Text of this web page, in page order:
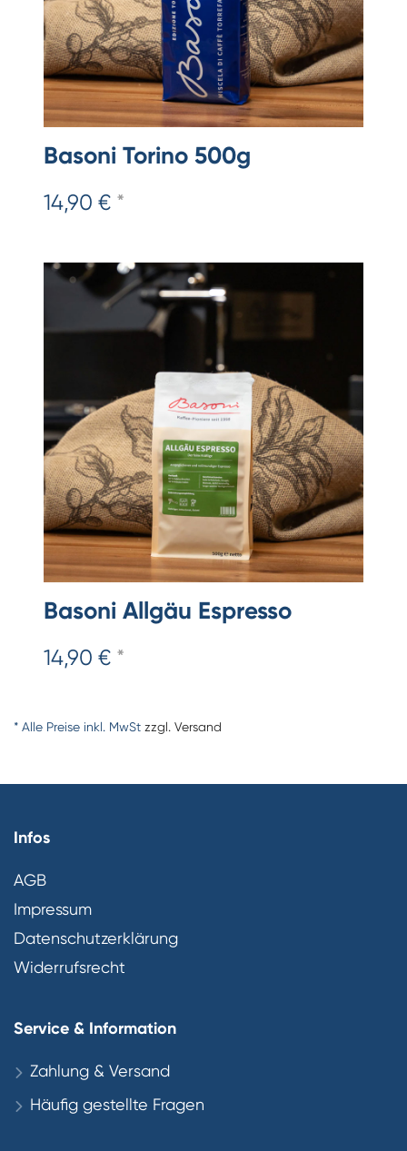
Basoni Torino 500g
14,90 € *
Basoni Allgäu Espresso
14,90 € *
* Alle Preise inkl. MwSt zzgl. Versand
Infos
AGB
Impressum
Datenschutzerklärung
Widerrufsrecht
Service & Information
Zahlung & Versand
Häufig gestellte Fragen